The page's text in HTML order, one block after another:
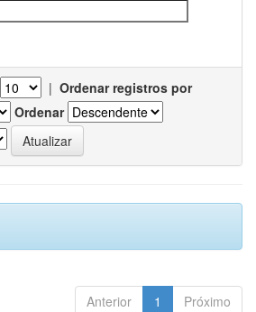
| Ordenar registros por
Ordenar
Anterior 1 Próximo